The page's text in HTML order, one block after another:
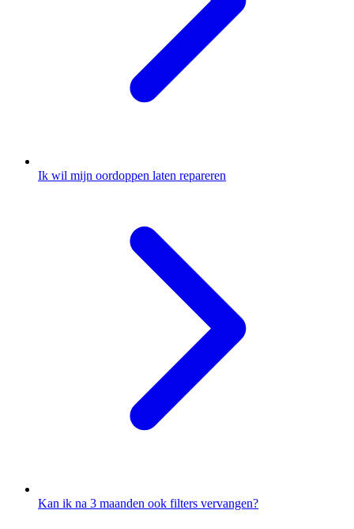
Ik wil mijn oordoppen laten repareren
Kan ik na 3 maanden ook filters vervangen?